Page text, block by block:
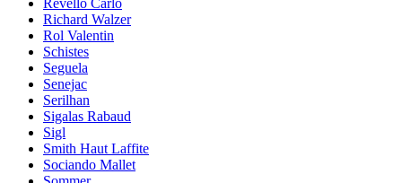
Richard Walzer
Rol Valentin
Schistes
Seguela
Senejac
Serilhan
Sigalas Rabaud
Sigl
Smith Haut Laffite
Sociando Mallet